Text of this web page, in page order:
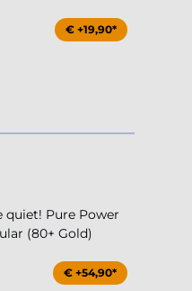
€ +19,90*
quiet! Pure Power
(80+ Gold)
€ +54,90*